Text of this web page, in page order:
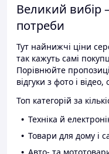
Великий вибір
потреби
Тут найнижчі ціни
так кажуть самі
Порівнюйте
відгуки з фото і
Топ категорій за
Техніка й
Товари для дому і